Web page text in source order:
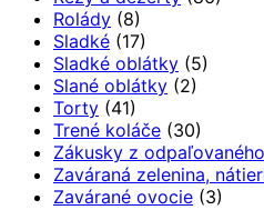
Rolády (8)
Sladké (17)
Sladké oblátky (5)
Slané oblátky (2)
Torty (41)
Trené koláče (30)
Zákusky z
Zaváraná zelenina,
Zavárané ovocie (3)